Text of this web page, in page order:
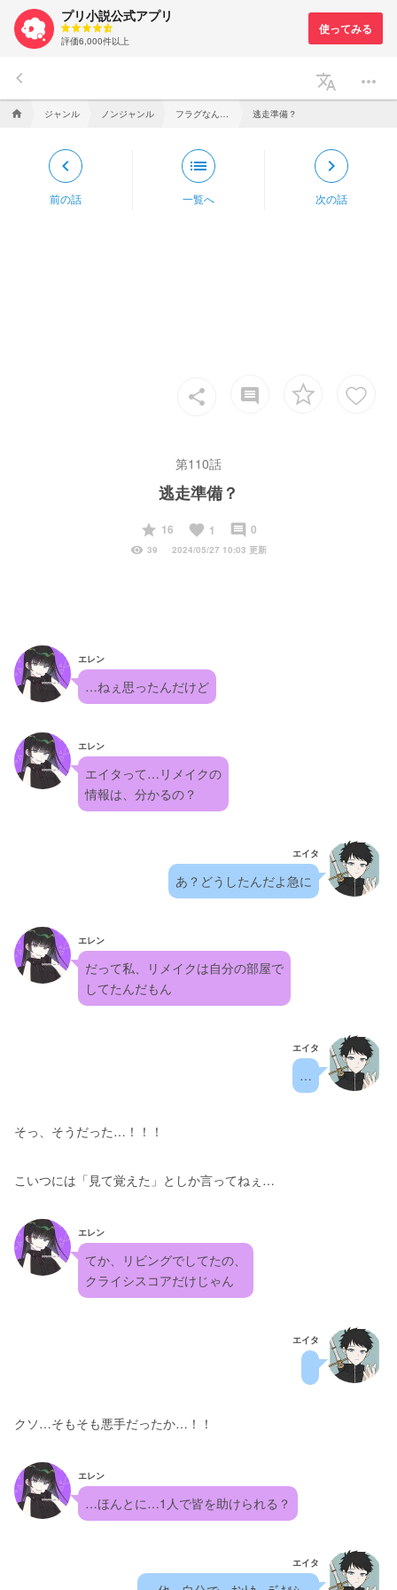
プリ小説公式アプリ
評価6,000件以上
keyboard_arrow_left translate more_horiz
home ジャンル ノンジャンル 逃走準備？
keyboard_arrow_left
前の話
list
一覧へ
keyboard_arrow_right
次の話
share insert_comment
第110話
逃走準備？
start
16 favorite 1 insert_comment 0
visibility 39 2024/05/27 10:03 更新
エレン
…ねぇ思ったんだけど
エレン
エイタって…リメイクの
情報は、分かるの？
エイタ
あ？どうしたんだよ急に
エレン
だって私、リメイクは自分の部屋で
してたんだもん
エイタ
…
そっ、そうだった…！！！
こいつには「見て覚えた」としか言ってねぇ…
エレン
てか、リビングでしてたの、
クライシスコアだけじゃん
エイタ
クソ…そもそも悪手だったか…！！
エレン
…ほんとに…1人で皆を助けられる？
エイタ